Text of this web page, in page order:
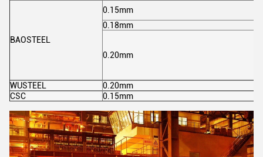
BAOSTEEL
0.15mm
0.18mm
0.20mm
WUSTEEL
0.20mm
CSC
0.15mm